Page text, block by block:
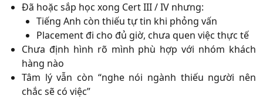
Đã hoặc sắp học xong Cert III / IV nhưng:
Tiếng Anh còn thiếu tự tin khi phỏng vấn
Placement đi cho đủ giờ, chưa quen việc thực tế
Chưa định hình rõ mình phù hợp với nhóm khách
hàng nào
Tâm lý vẫn còn “nghe nói ngành thiếu người nên
chắc sẽ có việc”